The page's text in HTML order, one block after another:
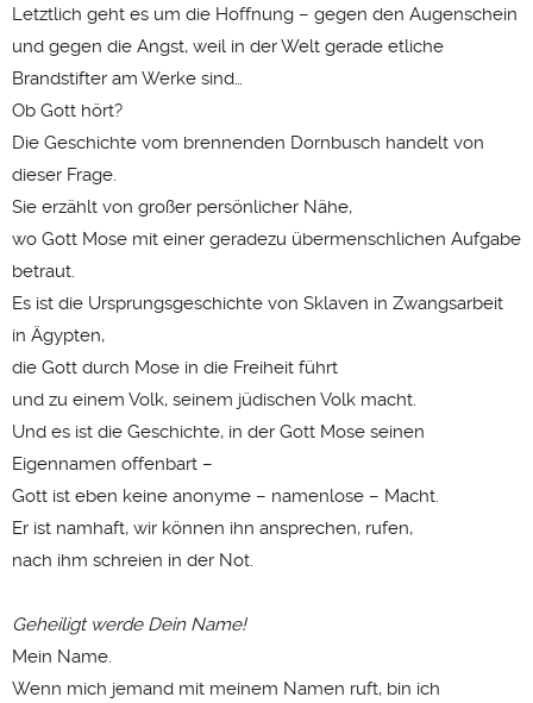
Letztlich geht es um die Hoffnung – gegen den Augenschein
und gegen die Angst, weil in der Welt gerade etliche
Brandstifter am Werke sind…
Ob Gott hört?
Die Geschichte vom brennenden Dornbusch handelt von
dieser Frage.
Sie erzählt von großer persönlicher Nähe,
wo Gott Mose mit einer geradezu übermenschlichen Aufgabe
betraut.
Es ist die Ursprungsgeschichte von Sklaven in Zwangsarbeit
in Ägypten,
die Gott durch Mose in die Freiheit führt
und zu einem Volk, seinem jüdischen Volk macht.
Und es ist die Geschichte, in der Gott Mose seinen
Eigennamen offenbart –
Gott ist eben keine anonyme – namenlose – Macht.
Er ist namhaft, wir können ihn ansprechen, rufen,
nach ihm schreien in der Not.
Geheiligt werde Dein Name!
Mein Name.
Wenn mich jemand mit meinem Namen ruft, bin ich